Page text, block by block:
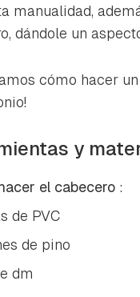
manualidad,
dándole un
cómo hacer
y
el cabecero :
de PVC
de pino
dm